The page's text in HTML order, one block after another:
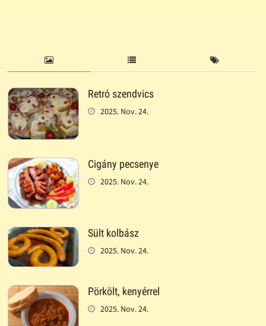
Retró szendvics
2025. Nov. 24.
Cigány pecsenye
2025. Nov. 24.
Sült kolbász
2025. Nov. 24.
Pörkölt, kenyérrel
2025. Nov. 24.